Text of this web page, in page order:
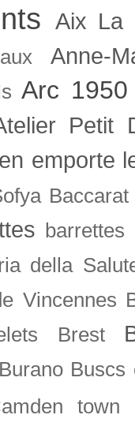
Aix La
Anne-
Arc 1950
Petit
emporte
Baccarat
della
Vincennes
Brest
Burano Buscs
town